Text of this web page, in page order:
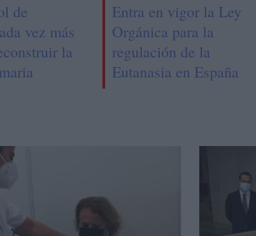
de
vez más
la
Entra en vigor la Ley
Orgánica para la
regulación de la
Eutanasia en España